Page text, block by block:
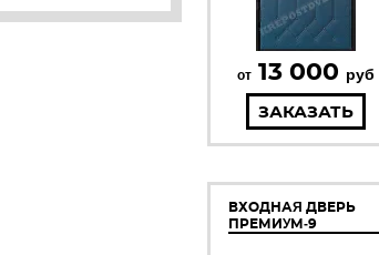
от 13 000 руб
ЗАКАЗАТЬ
ВХОДНАЯ ДВЕРЬ
ПРЕМИУМ-9